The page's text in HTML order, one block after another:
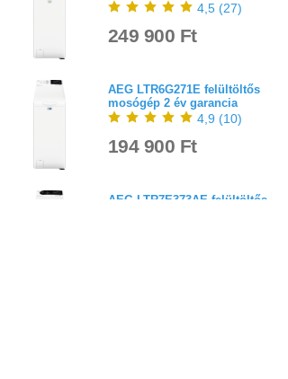
4,5 (27)
249 900 Ft
AEG LTR6G271E felültöltős
mosógép 2 év garancia
4,9 (10)
194 900 Ft
AEG LTR7E373AE felültöltős